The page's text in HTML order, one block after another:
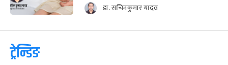
डा. सचिनकुमार यादव
ट्रेन्डिङ